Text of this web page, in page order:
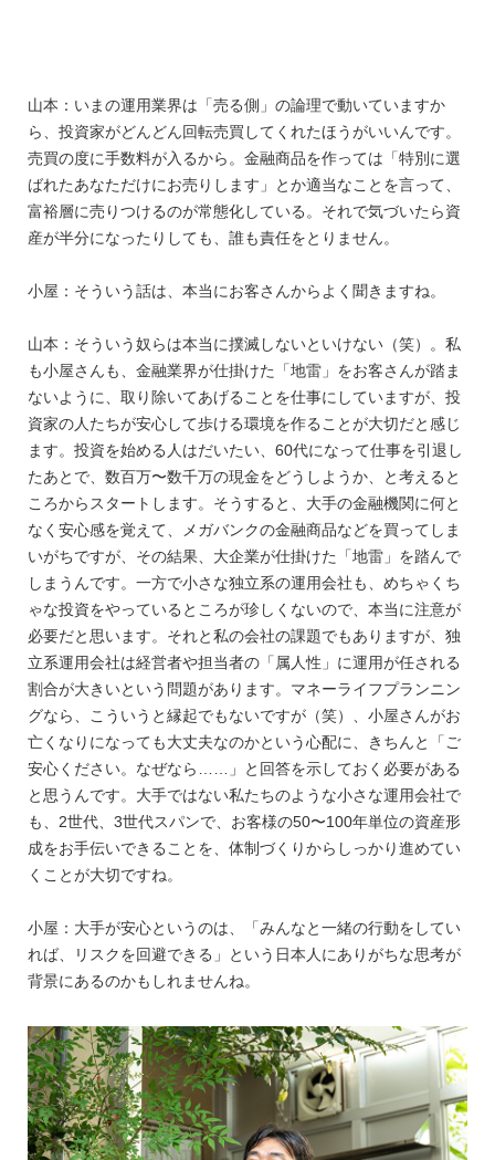
山本：いまの運用業界は「売る側」の論理で動いていますか
ら、投資家がどんどん回転売買してくれたほうがいいんです。
売買の度に手数料が入るから。金融商品を作っては「特別に選
ばれたあなただけにお売りします」とか適当なことを言って、
富裕層に売りつけるのが常態化している。それで気づいたら資
産が半分になったりしても、誰も責任をとりません。
小屋：そういう話は、本当にお客さんからよく聞きますね。
山本：そういう奴らは本当に撲滅しないといけない（笑）。私
も小屋さんも、金融業界が仕掛けた「地雷」をお客さんが踏ま
ないように、取り除いてあげることを仕事にしていますが、投
資家の人たちが安心して歩ける環境を作ることが大切だと感じ
ます。投資を始める人はだいたい、60代になって仕事を引退し
たあとで、数百万〜数千万の現金をどうしようか、と考えると
ころからスタートします。そうすると、大手の金融機関に何と
なく安心感を覚えて、メガバンクの金融商品などを買ってしま
いがちですが、その結果、大企業が仕掛けた「地雷」を踏んで
しまうんです。一方で小さな独立系の運用会社も、めちゃくち
ゃな投資をやっているところが珍しくないので、本当に注意が
必要だと思います。それと私の会社の課題でもありますが、独
立系運用会社は経営者や担当者の「属人性」に運用が任される
割合が大きいという問題があります。マネーライフプランニン
グなら、こういうと縁起でもないですが（笑）、小屋さんがお
亡くなりになっても大丈夫なのかという心配に、きちんと「ご
安心ください。なぜなら……」と回答を示しておく必要がある
と思うんです。大手ではない私たちのような小さな運用会社で
も、2世代、3世代スパンで、お客様の50〜100年単位の資産形
成をお手伝いできることを、体制づくりからしっかり進めてい
くことが大切ですね。
小屋：大手が安心というのは、「みんなと一緒の行動をしてい
れば、リスクを回避できる」という日本人にありがちな思考が
背景にあるのかもしれませんね。